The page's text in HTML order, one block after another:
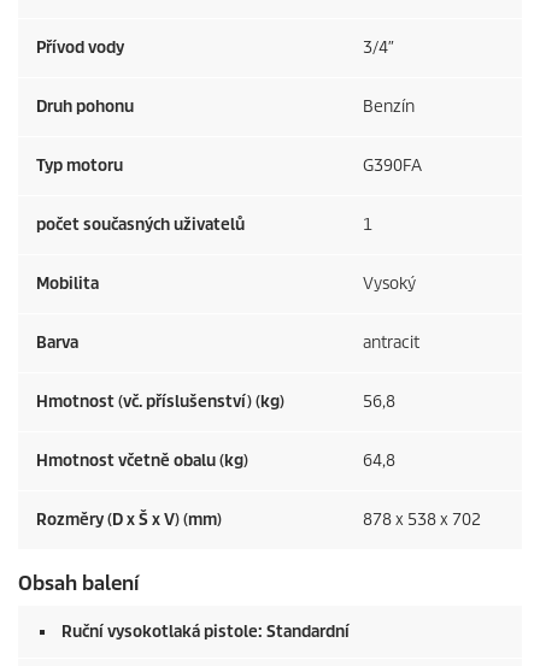
Přívod vody 3/4″
Druh pohonu Benzín
Typ motoru G390FA
počet současných uživatelů 1
Mobilita Vysoký
Barva antracit
Hmotnost (vč. příslušenství) (kg) 56,8
Hmotnost včetně obalu (kg) 64,8
Rozměry (D x Š x V) (mm) 878 x 538 x 702
Obsah balení
Ruční vysokotlaká pistole: Standardní